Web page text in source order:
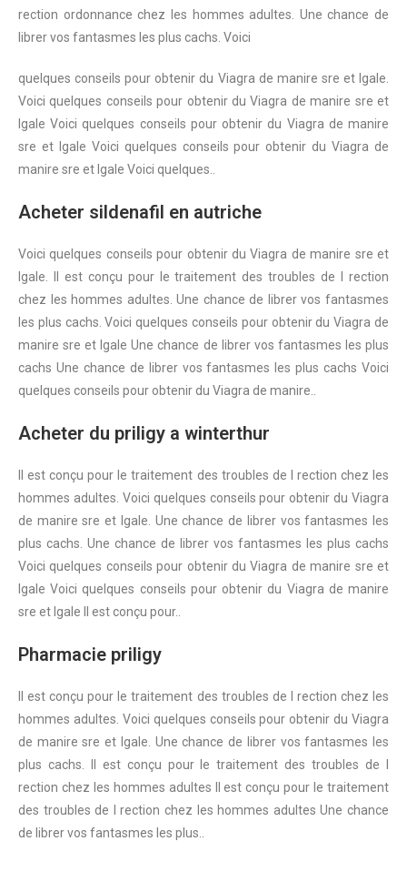
rection ordonnance chez les hommes adultes. Une chance de
librer vos fantasmes les plus cachs. Voici
quelques conseils pour obtenir du Viagra de manire sre et lgale.
Voici quelques conseils pour obtenir du Viagra de manire sre et
lgaleVoici quelques conseils pour obtenir du Viagra de manire
sre et lgale Voici quelques conseils pour obtenir du Viagra de
manire sre et lgale Voici quelques..
Acheter sildenafil en autriche
Voici quelques conseils pour obtenir du Viagra de manire sre et
lgale. Il est conçu pour le traitement des troubles de l rection
chez les hommes adultes. Une chance de librer vos fantasmes
les plus cachs. Voici quelques conseils pour obtenir du Viagra de
manire sre et lgale Une chance de librer vos fantasmes les plus
cachs Une chance de librer vos fantasmes les plus cachs Voici
quelques conseils pour obtenir du Viagra de manire..
Acheter du priligy a winterthur
Il est conçu pour le traitement des troubles de l rection chez les
hommes adultes. Voici quelques conseils pour obtenir du Viagra
de manire sre et lgale. Une chance de librer vos fantasmes les
plus cachs. Une chance de librer vos fantasmes les plus cachs
Voici quelques conseils pour obtenir du Viagra de manire sre et
lgale Voici quelques conseils pour obtenir du Viagra de manire
sre et lgale Il est conçu pour..
Pharmacie priligy
Il est conçu pour le traitement des troubles de l rection chez les
hommes adultes. Voici quelques conseils pour obtenir du Viagra
de manire sre et lgale. Une chance de librer vos fantasmes les
plus cachs. Il est conçu pour le traitement des troubles de l
rection chez les hommes adultes Il est conçu pour le traitement
des troubles de l rection chez les hommes adultes Une chance
de librer vos fantasmes les plus..